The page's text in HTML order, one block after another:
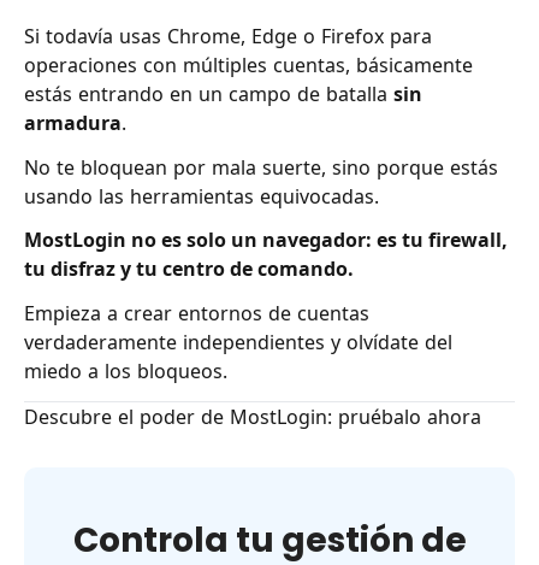
Si todavía usas Chrome, Edge o Firefox para
operaciones con múltiples cuentas, básicamente
estás entrando en un campo de batalla sin
armadura.
No te bloquean por mala suerte, sino porque estás
usando las herramientas equivocadas.
MostLogin no es solo un navegador: es tu firewall,
tu disfraz y tu centro de comando.
Empieza a crear entornos de cuentas
verdaderamente independientes y olvídate del
miedo a los bloqueos.
Descubre el poder de MostLogin: pruébalo ahora
Controla tu gestión de